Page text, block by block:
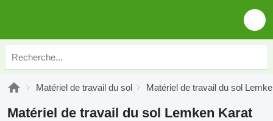
Matériel de travail du sol Matériel de travail du sol
Matériel de travail du sol Lemken Karat